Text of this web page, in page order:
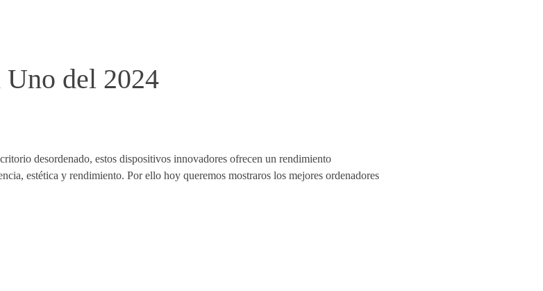
Uno del 2024
desordenado, estos dispositivos innovadores ofrecen un rendimiento
estética y rendimiento. Por ello hoy queremos mostraros los mejores ordenadores